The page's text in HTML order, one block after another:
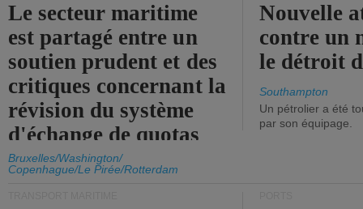
Le secteur maritime
est partagé entre un
soutien prudent et des
critiques concernant la
révision du système
d'échange de quotas
d'émission de l'UE.
Bruxelles/Washington/
Copenhague/Le Pirée/Rotterdam
Nouvelle
contre un
le détroit
Southampton
Un pétrolier a été
par son équipage.